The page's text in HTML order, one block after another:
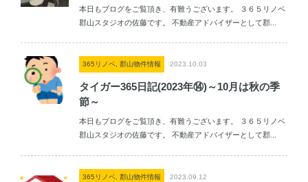
本日もブログをご覧頂き、有難うございます。 ３６５リノベ
郡山スタジオの佐藤です。 不動産アドバイザーとして郡...
365リノベ, 郡山物件情報 2023.10.03
タイガー365日記(2023年⑭)～10月は秋の季
節～
本日もブログをご覧頂き、有難うございます。 ３６５リノベ
郡山スタジオの佐藤です。 不動産アドバイザーとして郡...
365リノベ, 郡山物件情報 2023.09.12